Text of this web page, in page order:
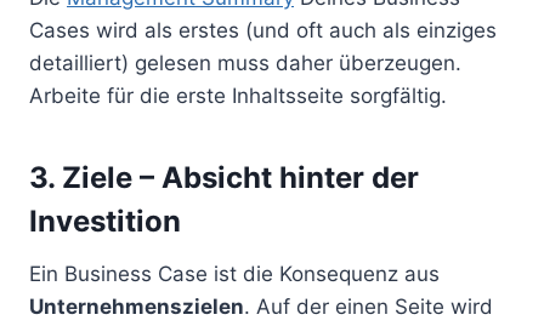
Cases wird als erstes (und oft auch als einziges
detailliert) gelesen muss daher überzeugen.
Arbeite für die erste Inhaltsseite sorgfältig.
3. Ziele – Absicht hinter der
Investition
Ein Business Case ist die Konsequenz aus
Unternehmenszielen. Auf der einen Seite wird